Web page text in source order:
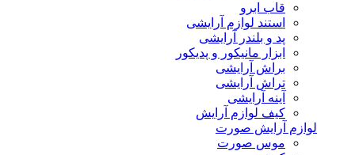
قاب ابرو
استند لوازم آرایشی
پد و بلندر آرایشی
ابزار مانیکور و پدیکور
براش آرایشی
تراش آرایشی
آینه آرایشی
کیف لوازم آرایش
لوازم آرایش صورت
موس صورت